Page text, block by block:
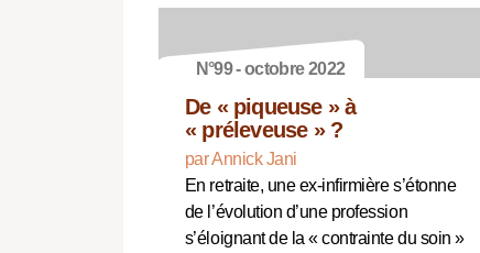
N°99 - octobre 2022
De « piqueuse » à
« préleveuse » ?
par Annick Jani
En retraite, une ex-infirmière s’étonne
de l’évolution d’une profession
s’éloignant de la « contrainte du soin »